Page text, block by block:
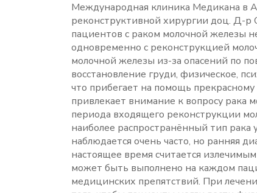
Международная клиника Медикана в
реконструктивной хирургии доц. Д-р
пациентов с раком молочной железы
одновременно с реконструкцией
молочной железы из-за опасений по
восстановление груди, физическое,
что прибегает на помощь
привлекает внимание к вопросу
периода входящего реконструкции
наиболее распространённый тип
наблюдается очень часто, но ранняя
настоящее время считается
может быть выполнено на каждом
медицинских препятствий. При